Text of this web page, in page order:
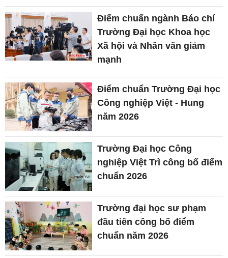
Điểm chuẩn ngành Báo chí
Trường Đại học Khoa học
Xã hội và Nhân văn giảm
mạnh
Điểm chuẩn Trường Đại học
Công nghiệp Việt - Hung
năm 2026
Trường Đại học Công
nghiệp Việt Trì công bố điểm
chuẩn 2026
Trường đại học sư phạm
đầu tiên công bố điểm
chuẩn năm 2026